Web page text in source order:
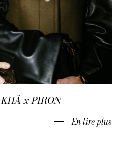
x PIRON
En lire plus